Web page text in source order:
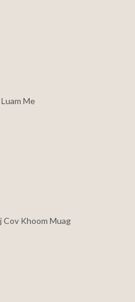
Me
Cov Khoom Muag